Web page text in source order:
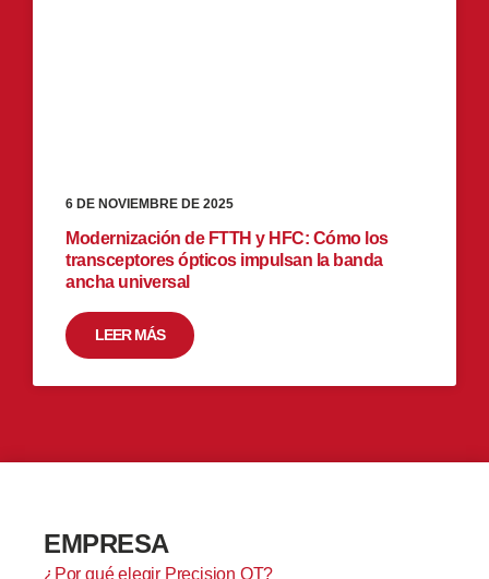
Modernización de FTTH y HFC: Cómo los
transceptores ópticos impulsan la banda
ancha universal
LEER MÁS
6 DE NOVIEMBRE DE 2025
EMPRESA
¿Por qué elegir Precision OT?